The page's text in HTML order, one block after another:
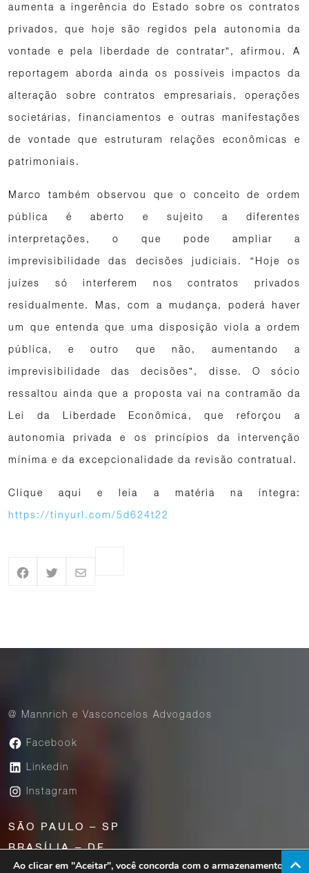
aumenta a ingerência do Estado sobre os contratos
privados, que hoje são regidos pela autonomia da
vontade e pela liberdade de contratar”, afirmou. A
reportagem aborda ainda os possíveis impactos da
alteração sobre contratos empresariais, operações
societárias, financiamentos e outras manifestações
de vontade que estruturam relações econômicas e
patrimoniais.
Marco também observou que o conceito de ordem
pública é aberto e sujeito a diferentes
interpretações, o que pode ampliar a
imprevisibilidade das decisões judiciais. “Hoje os
juízes só interferem nos contratos privados
residualmente. Mas, com a mudança, poderá haver
um que entenda que uma disposição viola a ordem
pública, e outro que não, aumentando a
imprevisibilidade das decisões”, disse. O sócio
ressaltou ainda que a proposta vai na contramão da
Lei da Liberdade Econômica, que reforçou a
autonomia privada e os princípios da intervenção
mínima e da excepcionalidade da revisão contratual.
Clique aqui e leia a matéria na íntegra:
https://tinyurl.com/5d624t22
@ Mannrich e Vasconcelos Advogados
Facebook
Linkedin
Instagram
SÃO PAULO – SP
BRASÍLIA – DF
UBERABA – MG
Ao clicar em "Aceitar", você concorda com o armazenamento de